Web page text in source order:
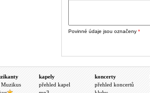
Povinné údaje jsou označeny *
Muzikus
kapely
přehled kapel
koncerty
přehled koncertů